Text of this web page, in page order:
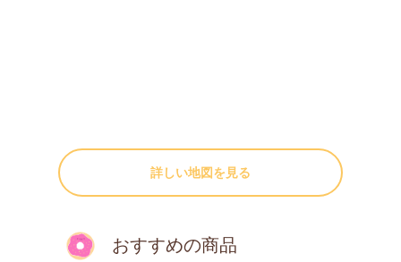
詳しい地図を見る
おすすめの商品